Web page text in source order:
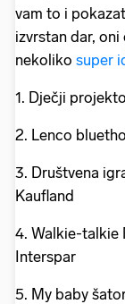
vam to i
izvrstan dar,
nekoliko super
1. Dječji
2. Lenco
3. Društvena
Kaufland
4. Walkie-talkie
Interspar
5. My baby